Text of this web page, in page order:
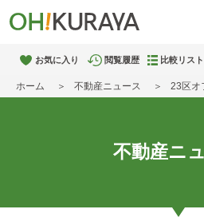
お気に入り 閲覧履歴 比較リスト
ホーム 不動産ニュース 23区オ
不動産ニ